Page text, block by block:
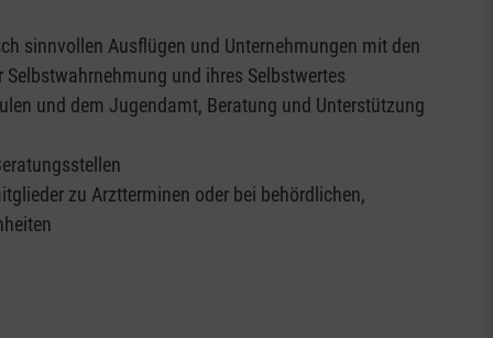
sinnvollen Ausflügen und Unternehmungen mit den
Selbstwahrnehmung und ihres Selbstwertes
und dem Jugendamt, Beratung und Unterstützung
zu Arztterminen oder bei behördlichen,